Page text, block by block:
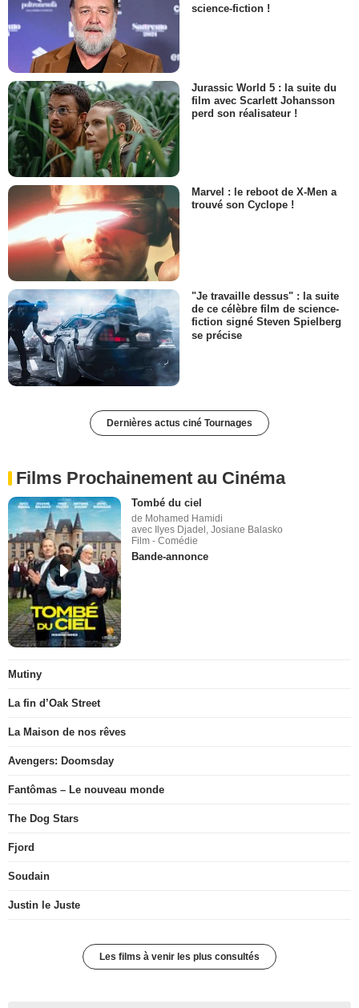
science-fiction !
Jurassic World 5 : la suite du
film avec Scarlett Johansson
perd son réalisateur !
Marvel : le reboot de X-Men a
trouvé son Cyclope !
"Je travaille dessus" : la suite
de ce célèbre film de science-
fiction signé Steven Spielberg
se précise
Dernières actus ciné Tournages
Films Prochainement au Cinéma
Tombé du ciel
de Mohamed Hamidi
avec Ilyes Djadel, Josiane Balasko
Film - Comédie
Bande-annonce
Mutiny
La fin d’Oak Street
La Maison de nos rêves
Avengers: Doomsday
Fantômas – Le nouveau monde
The Dog Stars
Fjord
Soudain
Justin le Juste
Les films à venir les plus consultés